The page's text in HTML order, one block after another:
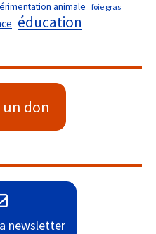
animale foie gras
éducation
un don
newsletter